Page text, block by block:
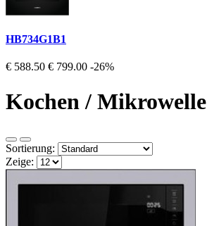
HB734G1B1
€ 588.50 € 799.00 -26%
Kochen / Mikrowelle
Sortierung:
Zeige: